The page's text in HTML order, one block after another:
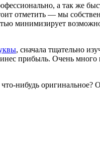
а так же
отметить — мы
минимизирует
, сначала тщательно
прибыль. Очень
нибудь оригинальное?